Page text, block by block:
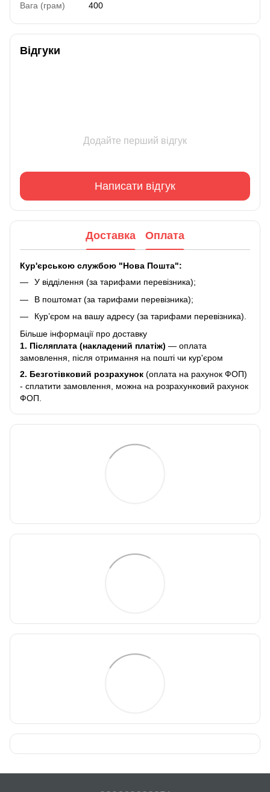
Вага (грам) 400
Відгуки
Додайте перший відгук
Написати відгук
Доставка Оплата
Кур'єрською службою "Нова Пошта":
У відділення (за тарифами перевізника);
В поштомат (за тарифами перевізника);
Кур’єром на вашу адресу (за тарифами перевізника).
Більше інформації про доставку
1. Післяплата (накладений платіж) — оплата
замовлення, після отримання на пошті чи кур'єром
2. Безготівковий розрахунок (оплата на рахунок ФОП)
- сплатити замовлення, можна на розрахунковий рахунок
ФОП.